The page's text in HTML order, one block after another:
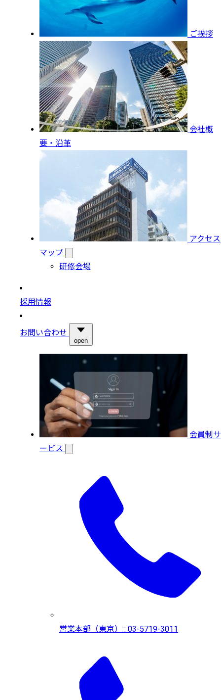
ご挨拶
会社概
要・沿革
アクセス
マップ
研修会場
採用情報
お問い合わせ
open
会員制サ
ービス
営業本部（東京） : 03-5719-3011